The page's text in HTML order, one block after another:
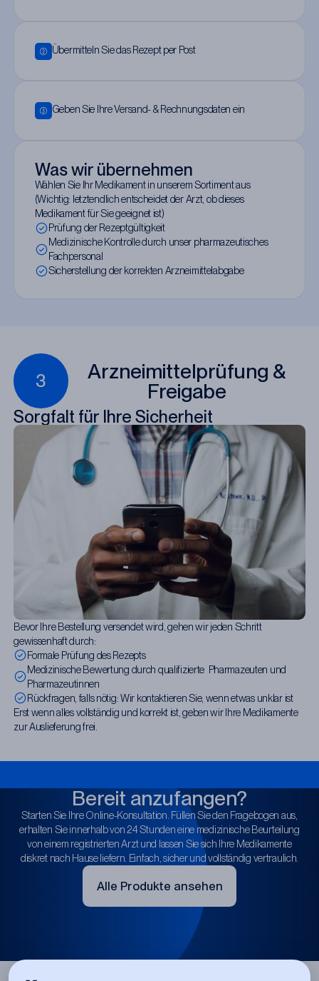
Übermitteln Sie das Rezept per Post
Geben Sie Ihre Versand- & Rechnungsdaten ein
Was wir übernehmen
Wählen Sie Ihr Medikament in unserem Sortiment aus
(Wichtig: letztendlich entscheidet der Arzt, ob dieses
Medikament für Sie geeignet ist)
Prüfung der Rezeptgültigkeit
Medizinische Kontrolle durch unser pharmazeutisches
Fachpersonal
Sicherstellung der korrekten Arzneimittelabgabe
3
Arzneimittelprüfung &
Freigabe
Sorgfalt für Ihre Sicherheit
Bevor Ihre Bestellung versendet wird, gehen wir jeden Schritt
gewissenhaft durch:
Formale Prüfung des Rezepts
Medizinische Bewertung durch qualifizierte Pharmazeuten und
Pharmazeutinnen
Rückfragen, falls nötig: Wir kontaktieren Sie, wenn etwas unklar ist
Erst wenn alles vollständig und korrekt ist, geben wir Ihre Medikamente
zur Auslieferung frei.
Bereit anzufangen?
Starten Sie Ihre Online-Konsultation. Füllen Sie den Fragebogen aus,
erhalten Sie innerhalb von 24 Stunden eine medizinische Beurteilung
von einem registrierten Arzt und lassen Sie sich Ihre Medikamente
diskret nach Hause liefern. Einfach, sicher und vollständig vertraulich.
Alle Produkte ansehen